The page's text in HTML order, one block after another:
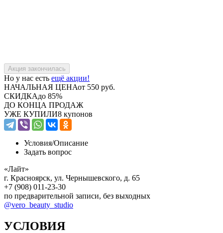
Но у нас есть ещё акции!
НАЧАЛЬНАЯ ЦЕНАот 550 руб.
СКИДКАдо 85%
ДО КОНЦА ПРОДАЖ
УЖЕ КУПИЛИ8 купонов
Условия/Описание
Задать вопрос
«Лайт»
г. Красноярск, ул. Чернышевского, д. 65
+7 (908) 011-23-30
по предварительной записи, без выходных
@vero_beauty_studio
УСЛОВИЯ